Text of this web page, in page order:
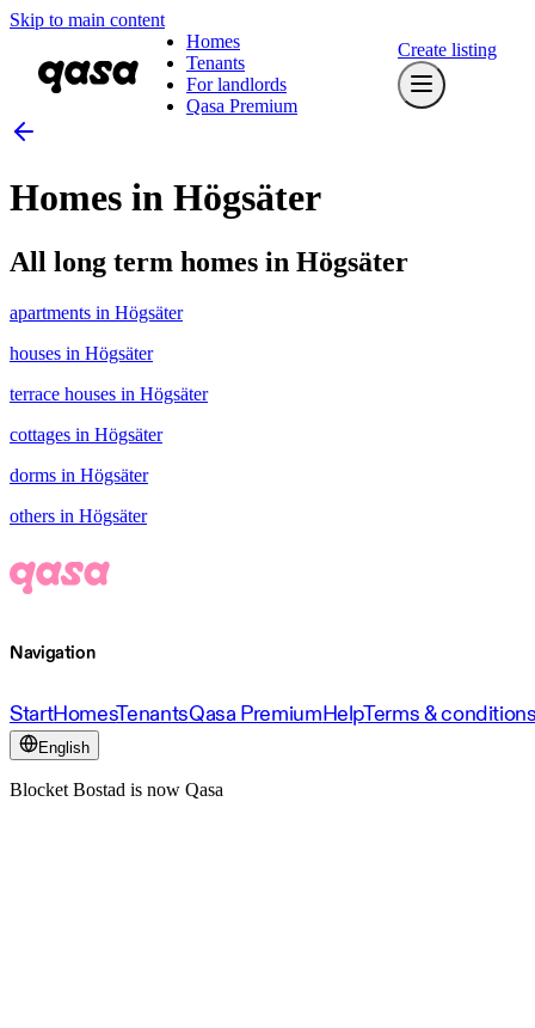
Skip to main content
Homes
Tenants
For landlords
Qasa Premium
Create listing
Homes in Högsäter
All long term homes in Högsäter
apartments in Högsäter
houses in Högsäter
terrace houses in Högsäter
cottages in Högsäter
dorms in Högsäter
others in Högsäter
Navigation
StartHomesTenantsQasa PremiumHelpTerms &
English
Blocket Bostad is now Qasa